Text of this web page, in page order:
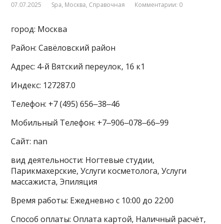
07.07.2025 Spa, Москва, Справочная Комментарии: 0
город: Москва
Район: Савёловский район
Адрес: 4-й Вятский переулок, 16 к1
Индекс: 127287.0
Телефон: +7 (495) 656‒38‒46
Мобильный Телефон: +7‒906‒078‒66‒99
Сайт: nan
вид деятельности: Ногтевые студии,
Парикмахерские, Услуги косметолога, Услуги
массажиста, Эпиляция
Время работы: Ежедневно с 10:00 до 22:00
Способ оплаты: Оплата картой, Наличный расчёт,